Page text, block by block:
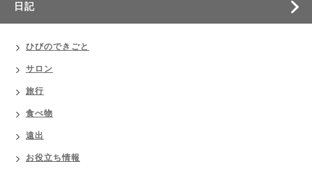
日記
ひびのできごと
サロン
旅行
食べ物
遠出
お役立ち情報